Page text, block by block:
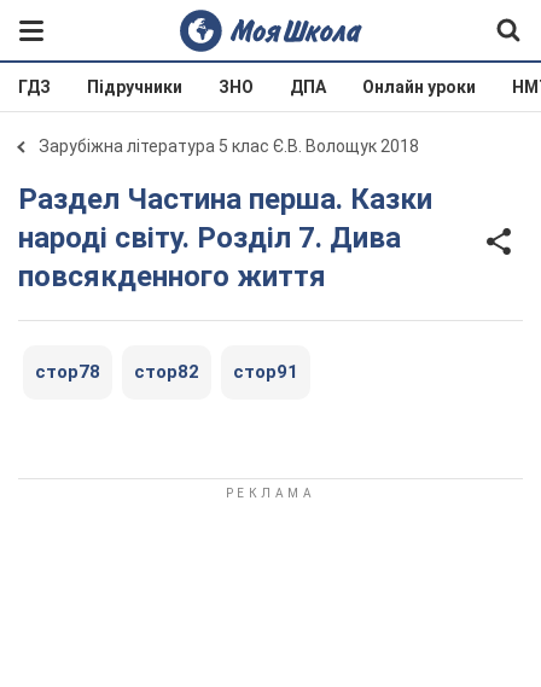
ГДЗ Підручники ЗНО ДПА Онлайн уроки
Зарубіжна література 5 клас Є.В. Волощук 2018
Раздел Частина перша. Казки
народі світу. Розділ 7. Дива
повсякденного життя
стор78 стор82 стор91